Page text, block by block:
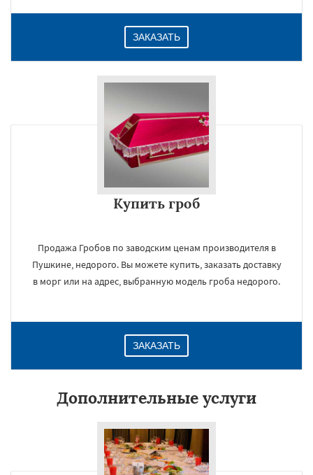
ЗАКАЗАТЬ
Купить гроб
Продажа Гробов по заводским ценам производителя в
Пушкине, недорого. Вы можете купить, заказать доставку
в морг или на адрес, выбранную модель гроба недорого.
ЗАКАЗАТЬ
Дополнительные услуги